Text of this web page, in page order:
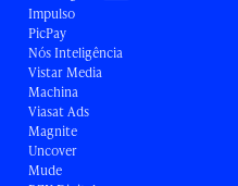
Impulso
PicPay
Nós Inteligência
Vistar Media
Machina
Viasat Ads
Magnite
Uncover
Mude